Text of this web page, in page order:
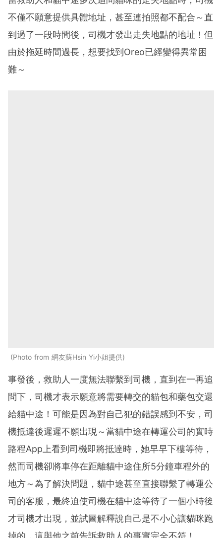
不僅不願意提供具體地址，甚至連拍照都不配合～直
到過了一段時間後，司機才發出走失地點的地址！但
由於拖延時間過長，想要找到Oreo已經變得異常困
難～
Photo from 網友蘇Hsin Yi小姐提供
事發後，救助人一度無法聯繫到司機，直到在一再追
問下，司機才表示願意將需要轉交的貓包和藥包交還
給貓中途！可能是因為對自己犯的錯誤感到不安，司
機抵達後遲遲不願出現～當貓中途在轉運公司的實時
路程App上看到司機即將抵達時，她早早下樓等待，
然而司機卻將車停在距離貓中途住所5分鐘車程外的
地方～為了解決問題，貓中途甚至直接聯繫了轉運公
司的客服，最終迫使司機在貓中途等待了一個小時後
才司機才出現，並試圖解釋說自己是不小心讓貓咪跑
掉的，這與他之前告訴救助人的事實完全不符！